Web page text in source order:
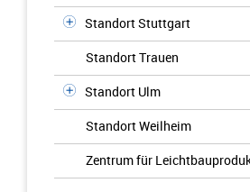
Standort Stuttgart
Standort Trauen
Standort Ulm
Standort Weilheim
Zentrum für